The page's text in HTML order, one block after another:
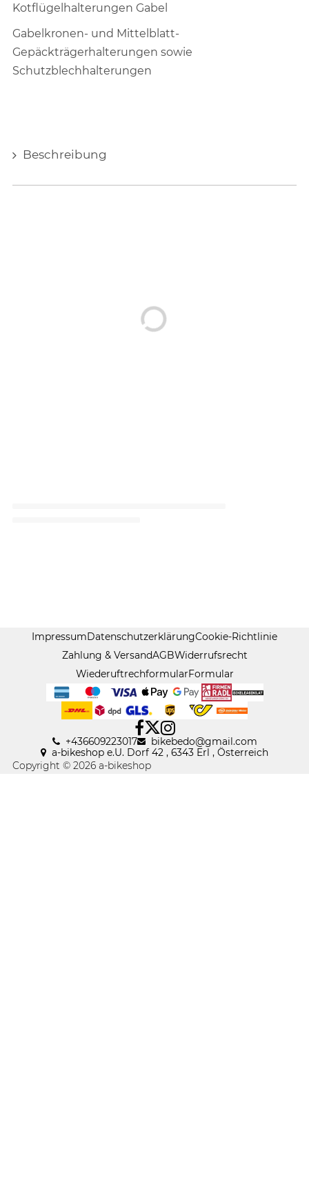
Kotflügelhalterungen Gabel
Gabelkronen- und Mittelblatt-
Gepäckträgerhalterungen sowie
Schutzblechhalterungen
Beschreibung
ImpressumDatenschutzerklärungCookie-Richtlinie
Zahlung & VersandAGBWiderrufsrecht
WiederuftrechformularFormular
+436609223017 bikebedo@gmail .com
a-bikeshop e.U. Dorf 42 , 6343 Erl , Österreich
Copyright © 2026 a-bikeshop